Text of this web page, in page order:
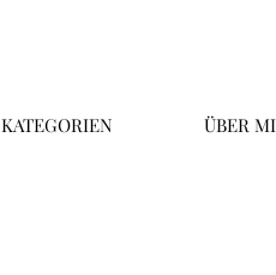
KATEGORIEN ÜBER